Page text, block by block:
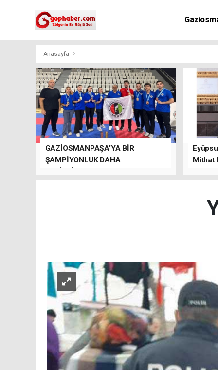
Anasayfa
GAZİOSMANPAŞA'YA BİR
ŞAMPİYONLUK DAHA
Mithat